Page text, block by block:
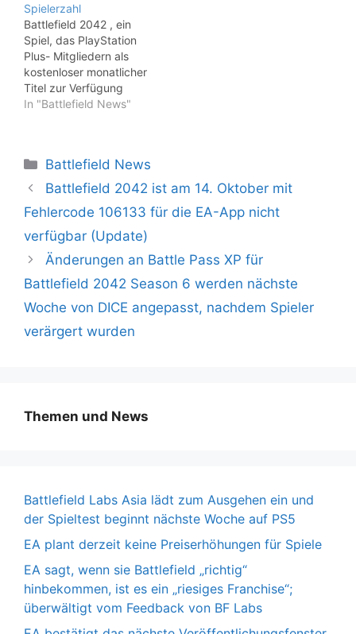
Spielerzahl
Battlefield 2042 , ein
Spiel, das PlayStation
Plus- Mitgliedern als
kostenloser monatlicher
Titel zur Verfügung
steht, hat einen
Dienstes angeboten
wurde. PS Plus-
erhalten jeden Monat
etwa drei Spiele
kostenlos, und die
Benutzer behalten den
Zugriff auf…
In "Battlefield News"
Kategorien
Battlefield News
Battlefield 2042 ist am 14. Oktober mit
Fehlercode 106133 für die EA-App nicht
verfügbar (Update)
Änderungen an Battle Pass XP für
Battlefield 2042 Season 6 werden nächste
Woche von DICE angepasst, nachdem Spieler
verärgert wurden
Themen und News
Battlefield Labs Asia lädt zum Ausgehen ein und
der Spieltest beginnt nächste Woche auf PS5
EA plant derzeit keine Preiserhöhungen für Spiele
EA sagt, wenn sie Battlefield „richtig“
hinbekommen, ist es ein „riesiges Franchise“;
überwältigt vom Feedback von BF Labs